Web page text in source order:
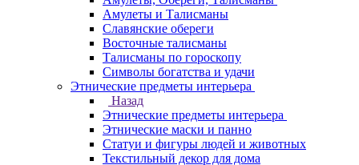
Амулеты и Талисманы
Славянские обереги
Восточные талисманы
Талисманы по гороскопу
Символы богатства и удачи
Этнические предметы интерьера
Назад
Этнические предметы интерьера
Этнические маски и панно
Статуи и фигуры людей и животных
Текстильный декор для дома